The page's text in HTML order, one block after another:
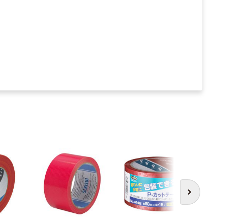
次へ